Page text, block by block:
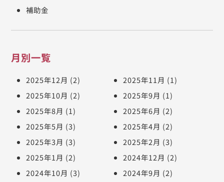
補助金
月別一覧
2025年12月 (2) 2025年11月 (1)
2025年10月 (2) 2025年9月 (1)
2025年8月 (1) 2025年6月 (2)
2025年5月 (3) 2025年4月 (2)
2025年3月 (3) 2025年2月 (3)
2025年1月 (2) 2024年12月 (2)
2024年10月 (3) 2024年9月 (2)